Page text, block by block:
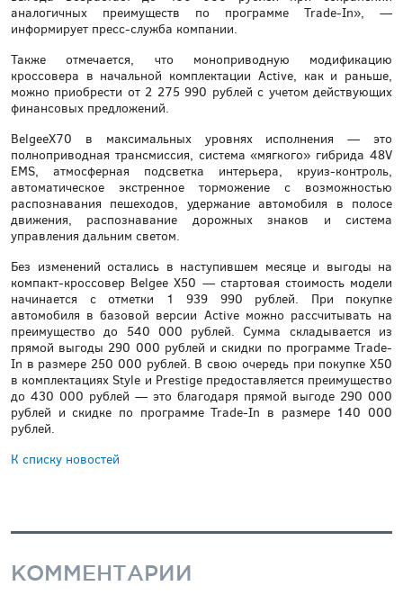
аналогичных преимуществ по программе Trade-In», —
информирует пресс-служба компании.
Также отмечается, что моноприводную модификацию
кроссовера в начальной комплектации Active, как и раньше,
можно приобрести от 2 275 990 рублей с учетом действующих
финансовых предложений.
BelgeeX70 в максимальных уровнях исполнения — это
полноприводная трансмиссия, система «мягкого» гибрида 48V
EMS, атмосферная подсветка интерьера, круиз-контроль,
автоматическое экстренное торможение с возможностью
распознавания пешеходов, удержание автомобиля в полосе
движения, распознавание дорожных знаков и система
управления дальним светом.
Без изменений остались в наступившем месяце и выгоды на
компакт-кроссовер Belgee X50 — стартовая стоимость модели
начинается с отметки 1 939 990 рублей. При покупке
автомобиля в базовой версии Active можно рассчитывать на
преимущество до 540 000 рублей. Сумма складывается из
прямой выгоды 290 000 рублей и скидки по программе Trade-
In в размере 250 000 рублей. В свою очередь при покупке X50
в комплектациях Style и Prestige предоставляется преимущество
до 430 000 рублей — это благодаря прямой выгоде 290 000
рублей и скидке по программе Trade-In в размере 140 000
рублей.
К списку новостей
КОММЕНТАРИИ